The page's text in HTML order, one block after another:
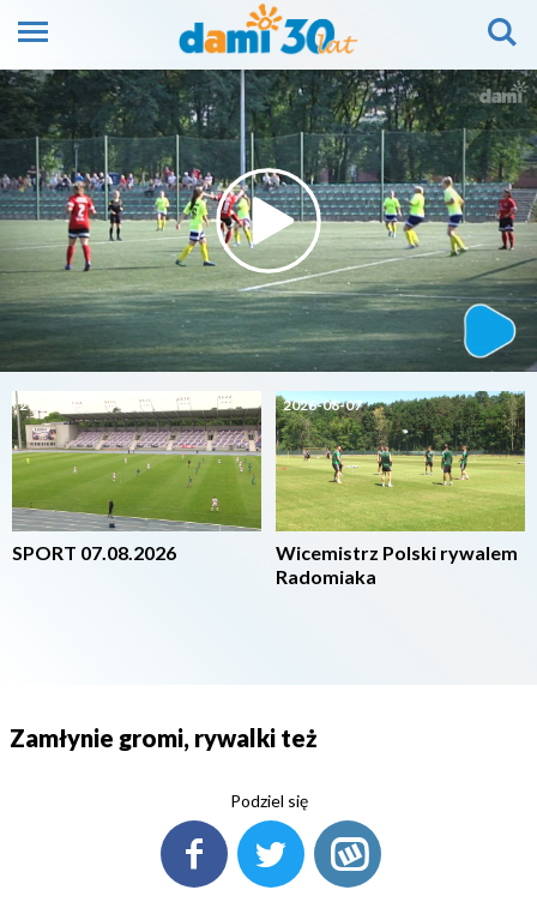
2026-08-07
SPORT 07.08.2026
2026-08-07
Wicemistrz Polski rywalem
Radomiaka
Zamłynie gromi, rywalki też
Podziel się